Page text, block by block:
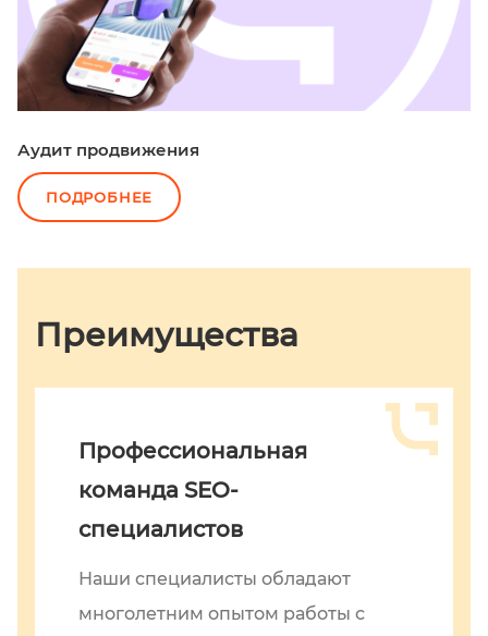
Аудит продвижения
ПОДРОБНЕЕ
Преимущества
Профессиональная
команда SEO-
специалистов
Наши специалисты обладают
многолетним опытом работы с